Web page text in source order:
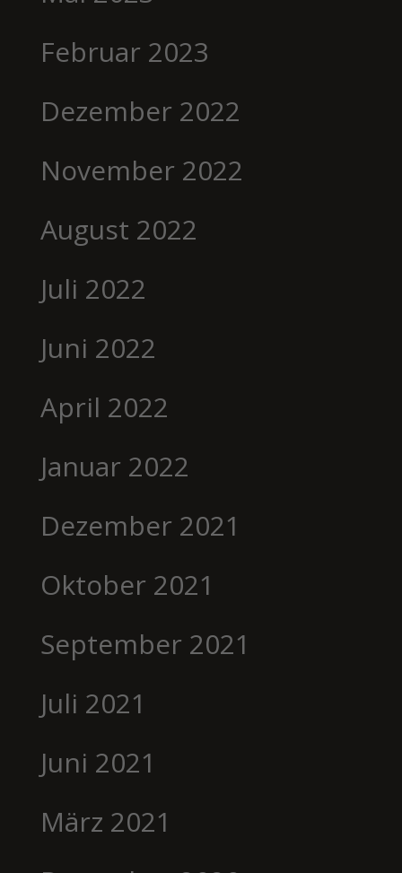
Februar 2023
Dezember 2022
November 2022
August 2022
Juli 2022
Juni 2022
April 2022
Januar 2022
Dezember 2021
Oktober 2021
September 2021
Juli 2021
Juni 2021
März 2021